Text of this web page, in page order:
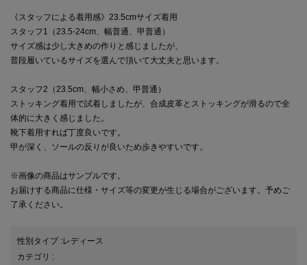
《スタッフによる着用感》23.5cmサイズ着用
スタッフ1（23.5-24cm、幅普通、甲普通）
サイズ感は少し大きめの作りと感じましたが、
普段履いているサイズを選んで頂いて大丈夫と思います。
スタッフ2（23.5cm、幅小さめ、甲普通）
ストッキング着用で試着しましたが、合成皮革とストッキングが滑るので全
体的に大きく感じました。
靴下着用すれば丁度良いです。
甲が深く、ソールの反りが良いため歩きやすいです。
※画像の商品はサンプルです。
お届けする商品に仕様・サイズ等の変更が生じる場合がございます。予めご
了承ください。
性別タイプ :レディース
カテゴリ :